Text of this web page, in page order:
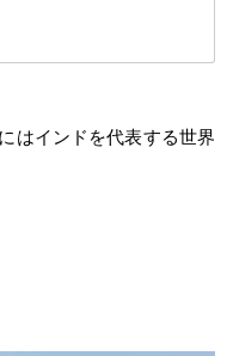
はインドを代表する世界